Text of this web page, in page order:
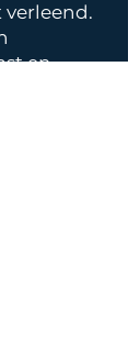
en